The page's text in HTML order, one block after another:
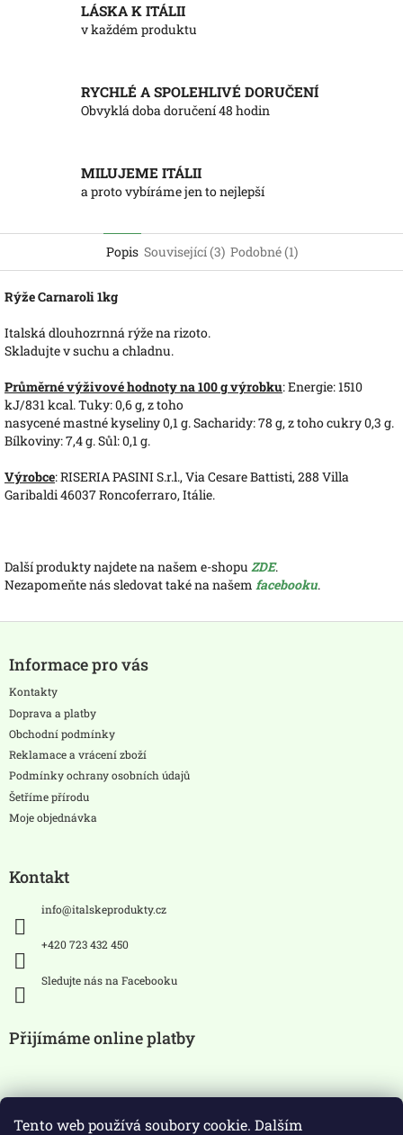
Tento web používá soubory cookie. Dalším
LÁSKA K ITÁLII
v každém produktu
RYCHLÉ A SPOLEHLIVÉ DORUČENÍ
Obvyklá doba doručení 48 hodin
MILUJEME ITÁLII
a proto vybíráme jen to nejlepší
Popis Související (3) Podobné (1)
Rýže Carnaroli 1kg
Italská dlouhozrnná rýže na rizoto.
Skladujte v suchu a chladnu.
Průměrné výživové hodnoty na 100 g výrobku: Energie: 1510
kJ/831 kcal. Tuky: 0,6 g, z toho
nasycené mastné kyseliny 0,1 g. Sacharidy: 78 g, z toho cukry 0,3 g.
Bílkoviny: 7,4 g. Sůl: 0,1 g.
Výrobce: RISERIA PASINI S.r.l., Via Cesare Battisti, 288 Villa
Garibaldi 46037 Roncoferraro, Itálie.
Další produkty najdete na našem e-shopu ZDE.
Nezapomeňte nás sledovat také na našem facebooku.
pInformace pro vás
Kontakty
Doprava a platby
Obchodní podmínky
Reklamace a vrácení zboží
Podmínky ochrany osobních údajů
Šetříme přírodu
Moje objednávka
Kontakt
info@italskeprodukty.cz
+420 723 432 450
Sledujte nás na Facebooku
Přijímáme online platby